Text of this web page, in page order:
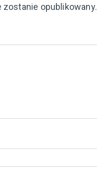
zostanie opublikowany.